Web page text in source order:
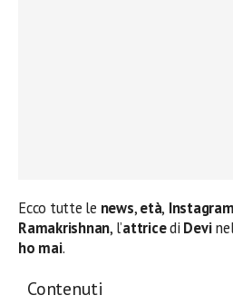
Ecco tutte le news,età, Instagram
Ramakrishnan, l’attricedi Devi
ho mai.
Contenuti